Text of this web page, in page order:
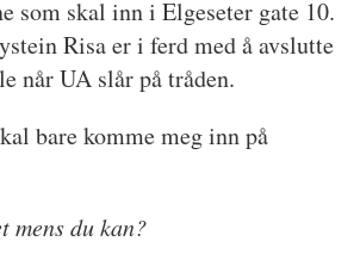
som skal inn i Elgeseter gate 10.
Risa er i ferd med å avslutte
når UA slår på tråden.
bare komme meg inn på
mens du kan?